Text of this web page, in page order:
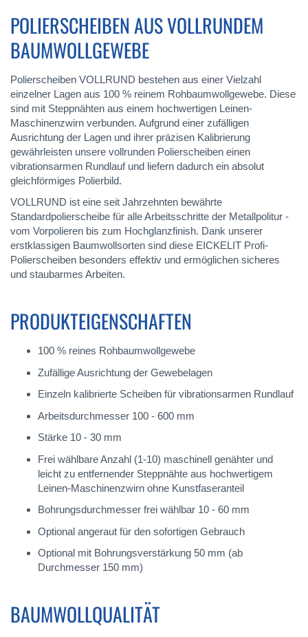
POLIERSCHEIBEN AUS VOLLRUNDEM
BAUMWOLLGEWEBE
Polierscheiben VOLLRUND bestehen aus einer Vielzahl
einzelner Lagen aus 100 % reinem Rohbaumwollgewebe. Diese
sind mit Steppnähten aus einem hochwertigen Leinen-
Maschinenzwirn verbunden. Aufgrund einer zufälligen
Ausrichtung der Lagen und ihrer präzisen Kalibrierung
gewährleisten unsere vollrunden Polierscheiben einen
vibrationsarmen Rundlauf und liefern dadurch ein absolut
gleichförmiges Polierbild.
VOLLRUND ist eine seit Jahrzehnten bewährte
Standardpolierscheibe für alle Arbeitsschritte der Metallpolitur -
vom Vorpolieren bis zum Hochglanzfinish. Dank unserer
erstklassigen Baumwollsorten sind diese EICKELIT Profi-
Polierscheiben besonders effektiv und ermöglichen sicheres
und staubarmes Arbeiten.
PRODUKTEIGENSCHAFTEN
100 % reines Rohbaumwollgewebe
Zufällige Ausrichtung der Gewebelagen
Einzeln kalibrierte Scheiben für vibrationsarmen Rundlauf
Arbeitsdurchmesser 100 - 600 mm
Stärke 10 - 30 mm
Frei wählbare Anzahl (1-10) maschinell genähter und
leicht zu entfernender Steppnähte aus hochwertigem
Leinen-Maschinenzwirn ohne Kunstfaseranteil
Bohrungsdurchmesser frei wählbar 10 - 60 mm
Optional angeraut für den sofortigen Gebrauch
Optional mit Bohrungsverstärkung 50 mm (ab
Durchmesser 150 mm)
BAUMWOLLQUALITÄT